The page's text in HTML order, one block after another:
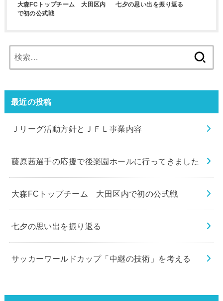
大森FCトップチーム 大田区内
で初の公式戦
七夕の思い出を振り返る
索:
最近の投稿
Ｊリーグ活動方針とＪＦＬ事業内容
藤原茜選手の応援で後楽園ホールに行ってきました
大森FCトップチーム 大田区内で初の公式戦
七夕の思い出を振り返る
サッカーワールドカップ「中継の技術」を考える